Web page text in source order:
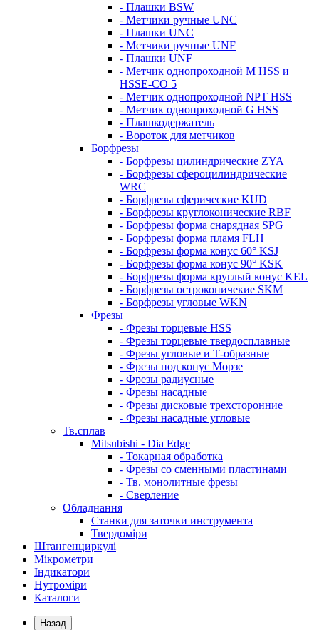
- Плашки BSW
- Метчики ручные UNC
- Плашки UNC
- Метчики ручные UNF
- Плашки UNF
- Метчик однопроходной M HSS и
HSSE-CO 5
- Метчик однопроходной NPT HSS
- Метчик однопроходной G HSS
- Плашкодержатель
- Вороток для метчиков
Борфрезы
- Борфрезы цилиндрические ZYA
- Борфрезы сфероцилиндрические
WRC
- Борфрезы сферические KUD
- Борфрезы круглоконические RBF
- Борфрезы форма снарядная SPG
- Борфрезы форма пламя FLH
- Борфрезы форма конус 60° KSJ
- Борфрезы форма конус 90° KSK
- Борфрезы форма круглый конус KEL
- Борфрезы остроконичекие SKM
- Борфрезы угловые WKN
Фрезы
- Фрезы торцевые HSS
- Фрезы торцевые твердосплавные
- Фрезы угловые и Т-образные
- Фрезы под конус Морзе
- Фрезы радиусные
- Фрезы насадные
- Фрезы дисковые трехсторонние
- Фрезы насадные угловые
Тв.сплав
Mitsubishi - Dia Edge
- Токарная обработка
- Фрезы со сменными пластинами
- Тв. монолитные фрезы
- Сверление
Обладнання
Станки для заточки инструмента
Твердоміри
Штангенциркулі
Мікрометри
Індикатори
Нутроміри
Каталоги
Назад